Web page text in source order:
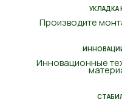
УКЛАДКА
Производите
Инновационные